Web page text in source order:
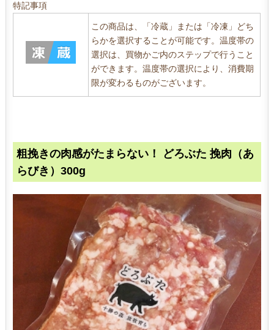
特記事項
この商品は、「冷蔵」または「冷凍」どち
らかを選択することが可能です。温度帯の
選択は、買物かご内のステップで行うこと
ができます。温度帯の選択により、消費期
限が変わるものがございます。
粗挽きの肉感がたまらない！ どろぶた 挽肉（あ
らびき）300g